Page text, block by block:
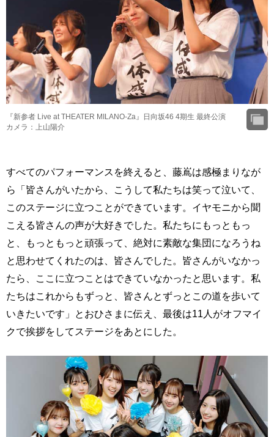
『新参者 Live at THEATER MILANO-Za』日向坂46 4期生 最終公演
カメラ：上山陽介
すべてのパフォーマンスを終えると、藤嶌は感極まりなが
ら「皆さんがいたから、こうして私たちは笑って泣いて、
このステージに立つことができています。イヤモニから聞
こえる皆さんの声が大好きでした。私たちにもっともっ
と、もっともっと頑張って、絶対に素敵な集団になろうね
と思わせてくれたのは、皆さんでした。皆さんがいなかっ
たら、ここに立つことはできていなかったと思います。私
たちはこれからもずっと、皆さんとずっとこの道を歩いて
いきたいです」とおひさまに伝え、最後は11人がオフマイ
クで挨拶をしてステージをあとにした。